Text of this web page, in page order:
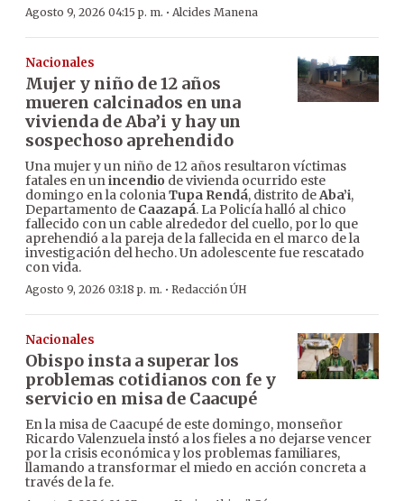
Agosto 9, 2026 04:15 p. m. · Alcides Manena
Nacionales
Mujer y niño de 12 años
mueren calcinados en una
vivienda de Aba’i y hay un
sospechoso aprehendido
Una mujer y un niño de 12 años resultaron víctimas
fatales en unincendio de vivienda ocurrido este
domingo en la coloniaTupa Rendá, distrito deAba’i,
Departamento de Caazapá. La Policía halló al chico
fallecido con un cable alrededor del cuello, por lo que
aprehendió a la pareja de la fallecida en el marco de la
investigación del hecho. Un adolescente fue rescatado
con vida.
Agosto 9, 2026 03:18 p. m. · Redacción ÚH
Nacionales
Obispo insta a superar los
problemas cotidianos con fe y
servicio en misa de Caacupé
En la misa de Caacupé de este domingo, monseñor
Ricardo Valenzuela instó a los fieles a no dejarse vencer
por la crisis económica y los problemas familiares,
llamando a transformar el miedo en acción concreta a
través de la fe.